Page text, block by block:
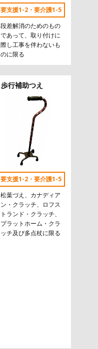
要支援1-2・要介護1-5
段差解消のためのもの
であって、取り付けに
際し工事を伴わないも
のに限る
歩行補助つえ
要支援1-2・要介護1-5
松葉づえ、カナディア
ン・クラッチ、ロフス
トランド・クラッチ、
プラットホーム・クラ
ッチ及び多点杖に限る